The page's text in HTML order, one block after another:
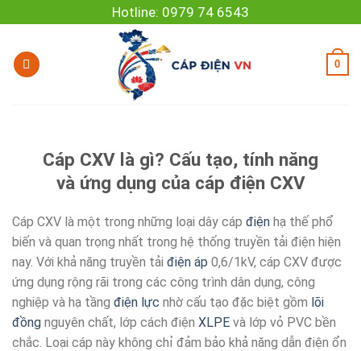
to
content
Hotline: 0979 74 6543
0
Cáp CXV là gì? Cấu tạo, tính năng
và ứng dụng của cáp điện CXV
Cáp CXV là một trong những loại dây cáp điện hạ thế phổ
biến và quan trọng nhất trong hệ thống truyền tải điện hiện
nay. Với khả năng truyền tải điện áp 0,6/1kV, cáp CXV được
ứng dụng rộng rãi trong các công trình dân dụng, công
nghiệp và hạ tầng điện lực nhờ cấu tạo đặc biệt gồm lõi
đồng nguyên chất, lớp cách điện XLPE và lớp vỏ PVC bền
chắc. Loại cáp này không chỉ đảm bảo khả năng dẫn điện ổn